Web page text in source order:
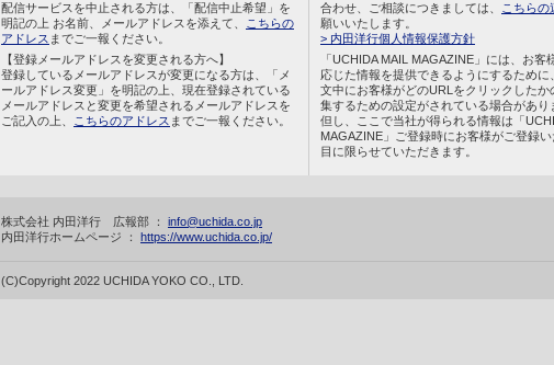
配信サービスを中止される方は、「配信中止希望」を
明記の上 お名前、メールアドレスを添えて、
こちらの
アドレス までご一報ください。
【登録メールアドレスを変更される方へ】
登録しているメールアドレスが変更になる方は、「メ
ールアドレス変更」を明記の上、現在登録されている
メールアドレスと変更を希望されるメールアドレスを
ご記入の上、
こちらのアドレス までご一報ください。
合わせ、ご相談につきましては、
こちらの
願いいたします。
> 内田洋行個人情報保護方針
「UCHIDA MAIL MAGAZINE」には、お客
応じた情報を提供できるようにするために
文中にお客様がどのURLをクリックしたか
集するための設定がされている場合があり
但し、ここで当社が得られる情報は「
MAGAZINE」ご登録時にお客様がご登録
目に限らせていただきます。
株式会社 内田洋行 広報部 ： info@uchida.co.jp
内田洋行ホームページ ： https://www.uchida.co.jp/
(C)Copyright 2022 UCHIDA YOKO CO., LTD.